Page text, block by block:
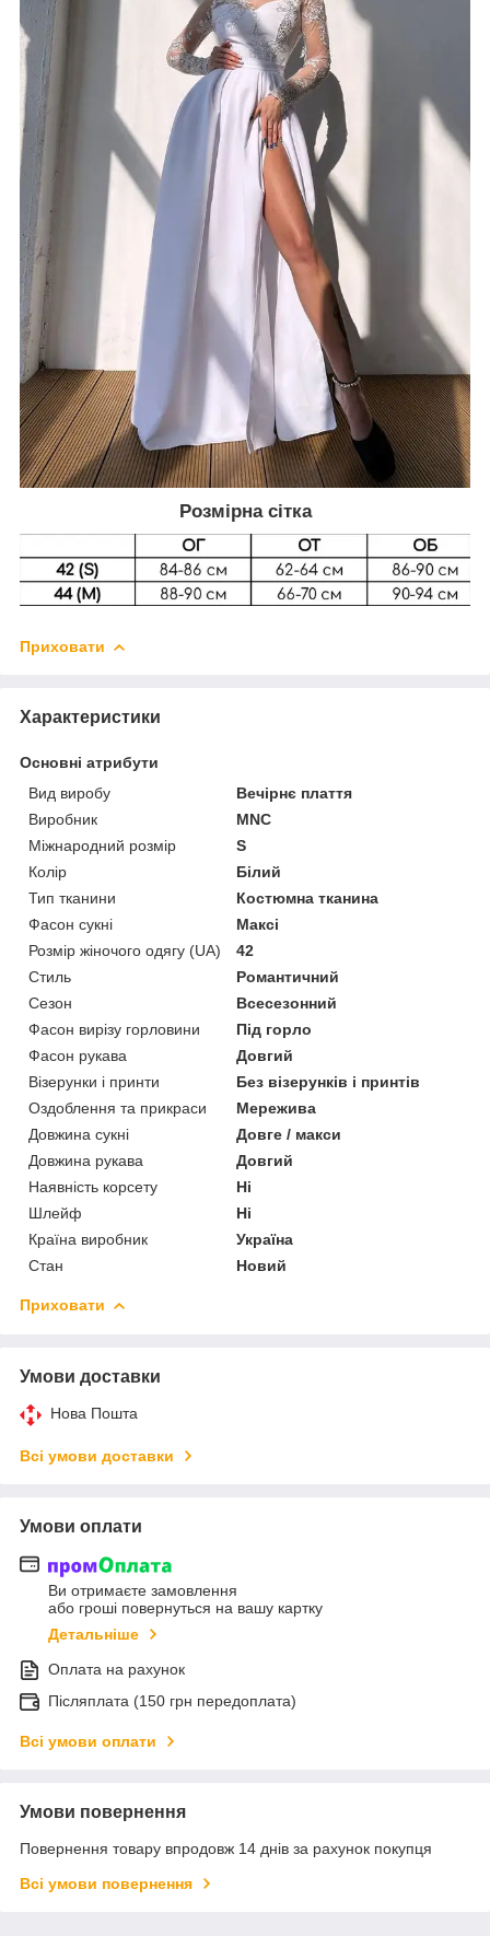
Розмірна сітка
Приховати
Характеристики
Основні атрибути
Вид виробу
Вечірнє плаття
Виробник
MNC
Міжнародний розмір
S
Колір
Білий
Тип тканини
Костюмна тканина
Фасон сукні
Максі
Розмір жіночого одягу (UA)
42
Стиль
Романтичний
Сезон
Всесезонний
Фасон вирізу горловини
Під горло
Фасон рукава
Довгий
Візерунки і принти
Без візерунків і принтів
Оздоблення та прикраси
Мережива
Довжина сукні
Довге / макси
Довжина рукава
Довгий
Наявність корсету
Ні
Шлейф
Ні
Країна виробник
Україна
Стан
Новий
Приховати
Умови доставки
Нова Пошта
Всі умови доставки
Умови оплати
Ви отримаєте замовлення
або гроші повернуться на вашу картку
Детальніше
Оплата на рахунок
Післяплата (150 грн передоплата)
Всі умови оплати
Умови повернення
Повернення товару впродовж 14 днів за рахунок покупця
Всі умови повернення